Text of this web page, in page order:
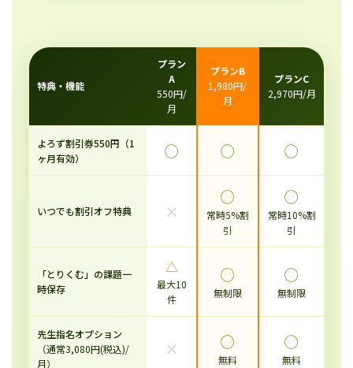
特典・機能
プラン
A
550円/
月
プランB
1,980円/
月
プランC
2,970円/月
よろず割引券550円（1
ヶ月有効）
◯ ◯ ◯
いつでも割引オフ特典 ×
◯
常時5%割
引
◯
常時10%割
引
「とりくむ」の課題一
時保存
△
最大10
件
◯
無制限
◯
無制限
先生指名オプション
（通常3,080円(税込)/
月）
× ◯
無料
◯
無料